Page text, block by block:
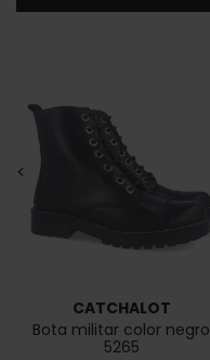
<
CATCHALOT
Bota militar color negro
5265